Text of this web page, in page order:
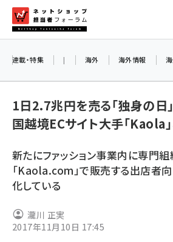
ン
ネットショップ担
yahoo (1907)
楽天 (1874)
アスクル (1122)
連載・特集 | 海外 海外情報
1日2.7兆円を売る「独身の日
国越境ECサイト大手「Kaola
新たにファッション事業内に専門組
「Kaola.com」で販売する出店者
化している
瀧川 正実
2017年11月10日 17:45